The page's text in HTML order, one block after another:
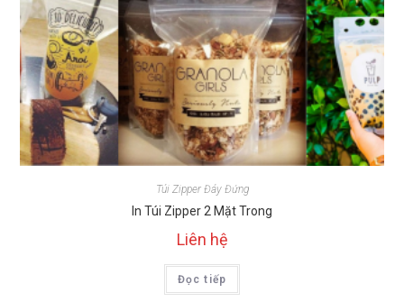
Túi Zipper Đáy Đứng
In Túi Zipper 2 Mặt Trong
Liên hệ
Đọc tiếp